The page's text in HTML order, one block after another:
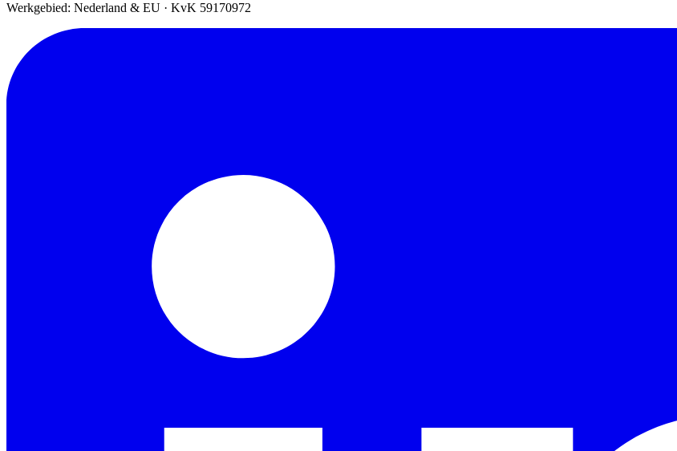
Werkgebied: Nederland & EU · KvK 59170972